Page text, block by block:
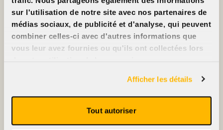
sur l'utilisation de notre site avec nos partenaires de
médias sociaux, de publicité et d'analyse, qui peuvent
combiner celles-ci avec d'autres informations que
vous leur avez fournies ou qu'ils ont collectées lors
Afficher les détails
Tout autoriser
Advertise on our
screens
Support us
Films